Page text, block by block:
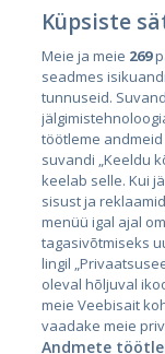
Riigid
Eesti
Läti
Leedu
Küpsiste
Meie ja meie 269
seadmes
tunnuseid.
töötleme
suvandi „Keeldu
keelab selle. Kui
sisust ja
menüü igal ajal
tagasivõtmiseks
lingil
oleval hõljuval
meie Veebisait
vaadake meie
Andmete